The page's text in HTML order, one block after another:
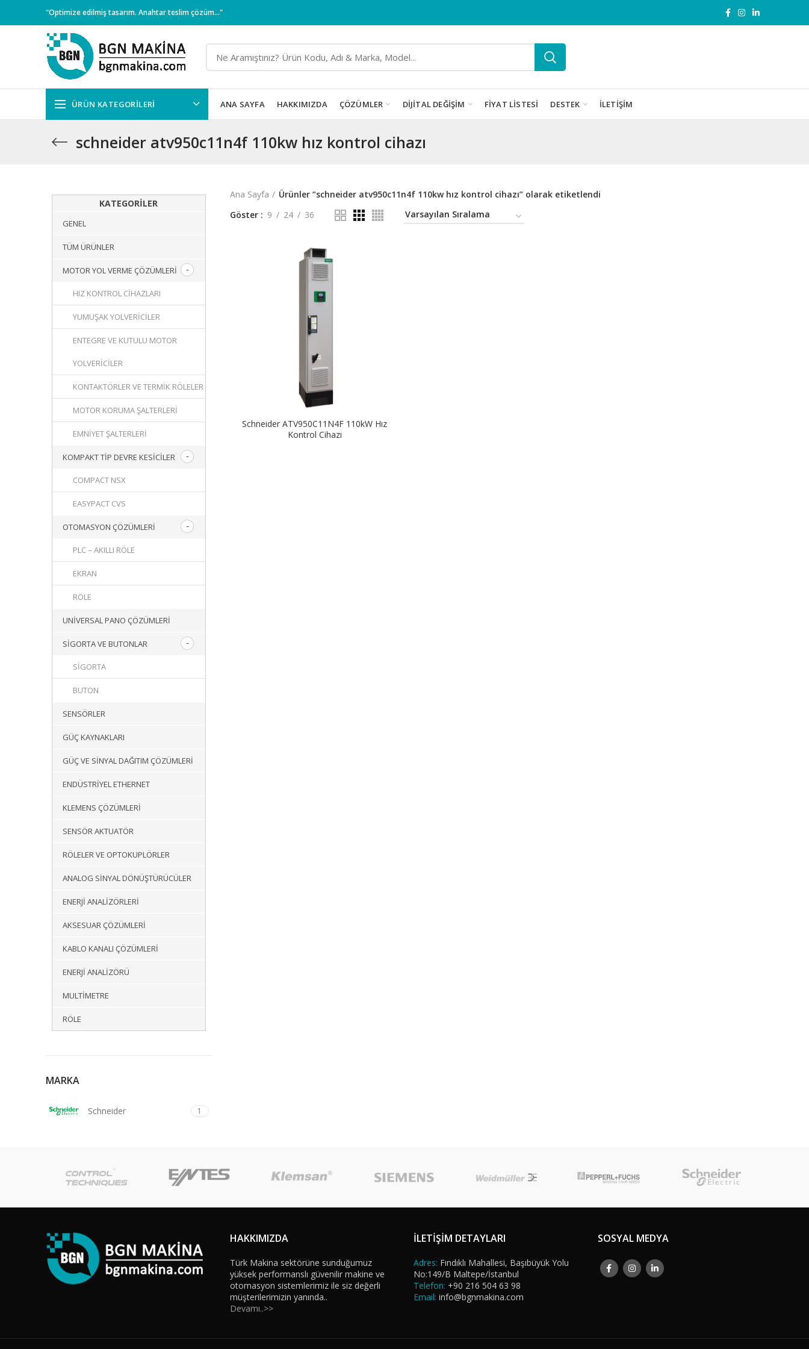
"Optimize edilmiş tasarım. Anahtar teslim çözüm..."
ÜRÜN KATEGORILERI ANA SAYFA HAKKIMIZDA ÇÖZÜMLER DIJITAL DEĞIŞIM FIYAT LISTESI DESTEK İLETIŞIM
schneider atv950c11n4f 110kw hız kontrol cihazı
KATEGORILER
GENEL
TÜM ÜRÜNLER
MOTOR YOL VERME ÇÖZÜMLERI
HIZ KONTROL CIHAZLARI
YUMUŞAK YOLVERICILER
ENTEGRE VE KUTULU MOTOR
YOLVERICILER
KONTAKTÖRLER VE TERMIK RÖLELER
MOTOR KORUMA ŞALTERLERI
EMNIYET ŞALTERLERI
KOMPAKT TIP DEVRE KESICILER
COMPACT NSX
EASYPACT CVS
OTOMASYON ÇÖZÜMLERI
PLC – AKILLI RÖLE
EKRAN
RÖLE
UNIVERSAL PANO ÇÖZÜMLERI
SIGORTA VE BUTONLAR
SIGORTA
BUTON
SENSÖRLER
GÜÇ KAYNAKLARI
GÜÇ VE SINYAL DAĞITIM ÇÖZÜMLERI
ENDÜSTRIYEL ETHERNET
KLEMENS ÇÖZÜMLERI
SENSÖR AKTUATÖR
RÖLELER VE OPTOKUPLÖRLER
ANALOG SINYAL DÖNÜŞTÜRÜCÜLER
ENERJI ANALIZÖRLERI
AKSESUAR ÇÖZÜMLERI
KABLO KANALI ÇÖZÜMLERI
ENERJI ANALIZÖRÜ
MULTIMETRE
RÖLE
MARKA
Schneider 1
Ana Sayfa
Ürünler “schneider atv950c11n4f 110kw hız kontrol cihazı” olarak etiketlendi
Göster
9 24 36
Schneider ATV950C11N4F 110kW Hız
Kontrol Cihazı
HAKKIMIZDA
Türk Makina sektörüne sunduğumuz
yüksek performanslı güvenilir makine ve
otomasyon sistemlerimiz ile siz değerli
müşterilerimizin yanında..
Devamı..>>
İLETİŞİM DETAYLARI
Adres: Fındıklı Mahallesi, Başıbüyük Yolu
No:149/B Maltepe/İstanbul
Telefon: +90 216 504 63 98
Email: info@bgnmakina.com
SOSYAL MEDYA